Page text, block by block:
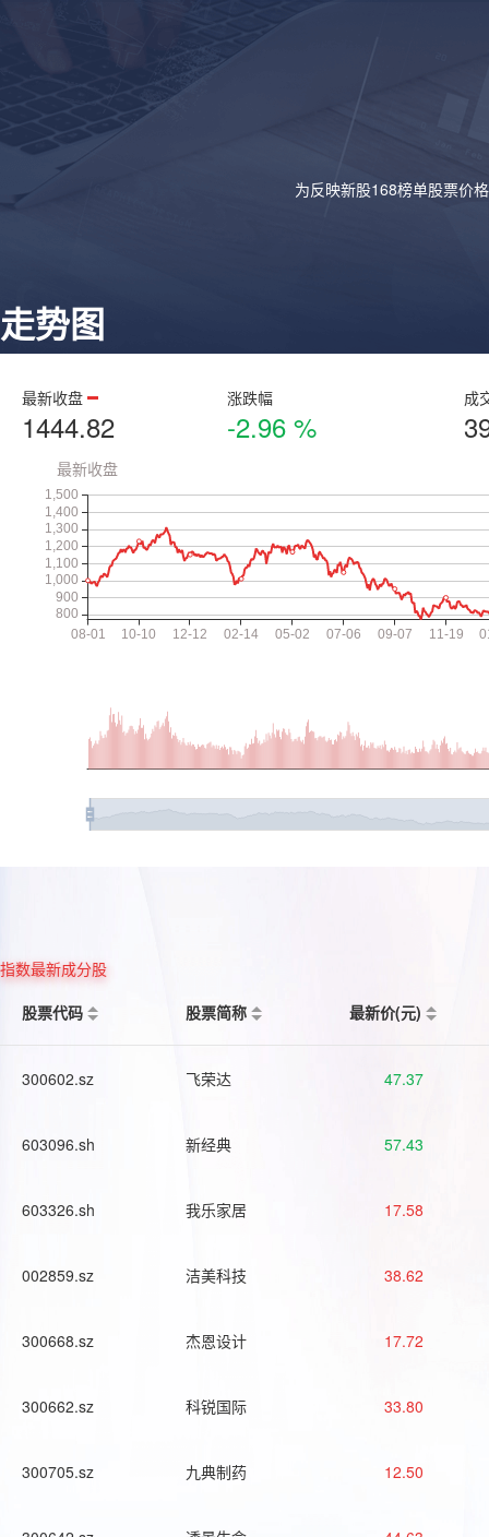
为反映新股168榜单股票价
走势图
最新收盘
1444.82
涨跌幅
-2.96 %
成
指数最新成分股
股票代码
股票简称 最新价(元)
300602.sz 飞荣达 47.37
603096.sh 新经典 57.43
603326.sh 我乐家居 17.58
002859.sz 洁美科技 38.62
300668.sz 杰恩设计 17.72
300662.sz 科锐国际 33.80
300705.sz 九典制药 12.50